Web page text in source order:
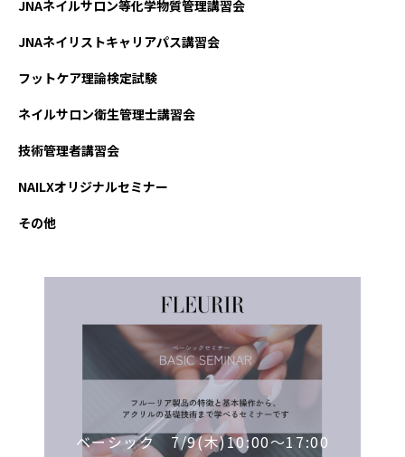
JNAネイルサロン等化学物質管理講習会
JNAネイリストキャリアパス講習会
フットケア理論検定試験
ネイルサロン衛生管理士講習会
技術管理者講習会
NAILXオリジナルセミナー
その他
ベーシック 7/9(木)10:00～17:00